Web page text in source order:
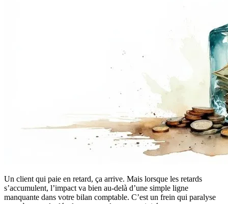
Un client qui paie en retard, ça arrive. Mais lorsque les retards
s’accumulent, l’impact va bien au-delà d’une simple ligne
manquante dans votre bilan comptable. C’est un frein qui paralyse